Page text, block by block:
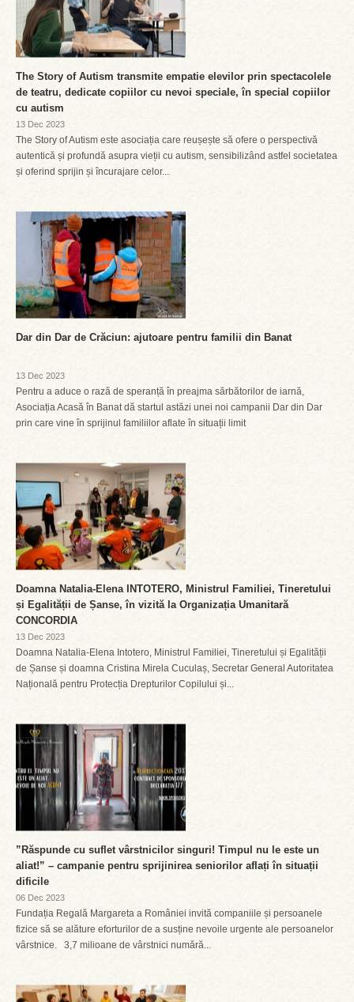
The Story of Autism transmite empatie elevilor prin spectacolele
de teatru, dedicate copiilor cu nevoi speciale, în special copiilor
cu autism
13 Dec 2023
The Story of Autism este asociația care reușește să ofere o perspectivă
autentică și profundă asupra vieții cu autism, sensibilizând astfel societatea
și oferind sprijin și încurajare celor...
Dar din Dar de Crăciun: ajutoare pentru familii din Banat
13 Dec 2023
Pentru a aduce o rază de speranță în preajma sărbătorilor de iarnă,
Asociația Acasă în Banat dă startul astăzi unei noi campanii Dar din Dar
prin care vine în sprijinul familiilor aflate în situații limit
Doamna Natalia-Elena INTOTERO, Ministrul Familiei, Tineretului
și Egalității de Șanse, în vizită la Organizația Umanitară
CONCORDIA
13 Dec 2023
Doamna Natalia-Elena Intotero, Ministrul Familiei, Tineretului și Egalității
de Șanse și doamna Cristina Mirela Cuculaș, Secretar General Autoritatea
Națională pentru Protecția Drepturilor Copilului și...
”Răspunde cu suflet vârstnicilor singuri! Timpul nu le este un
aliat!” – campanie pentru sprijinirea seniorilor aflați în situații
dificile
06 Dec 2023
Fundația Regală Margareta a României invită companiile și persoanele
fizice să se alăture eforturilor de a susține nevoile urgente ale persoanelor
vârstnice. 3,7 milioane de vârstnici numără...